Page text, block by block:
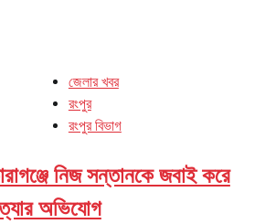
জেলার খবর
রংপুর
রংপুর বিভাগ
নিজ সন্তানকে জবাই করে
অভিযোগ